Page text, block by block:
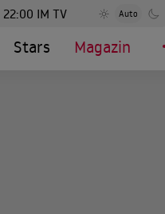
22:00 IM TV Auto
Stars Magazin